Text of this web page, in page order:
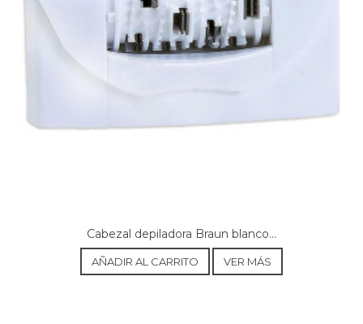
Cabezal depiladora Braun blanco...
AÑADIR AL CARRITO VER MÁS